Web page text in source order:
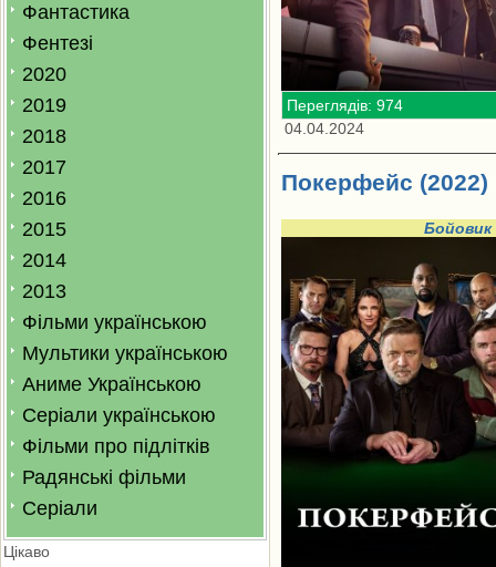
Фантастика
Фентезі
2020
2019
2018
2017
2016
2015
2014
2013
Фільми українською
Мультики українською
Аниме Українською
Серіали українською
Фільми про підлітків
Радянські фільми
Серіали
Цікаво
Переглядів: 974
04.04.2024
Покерфейс (2022)
Бойовик